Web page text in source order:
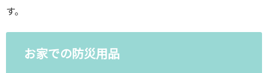
す。
お家での防災用品